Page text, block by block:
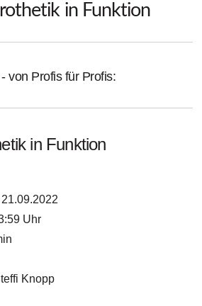
in Funktion
von Profis für Profis:
in Funktion
Uhr
Knopp